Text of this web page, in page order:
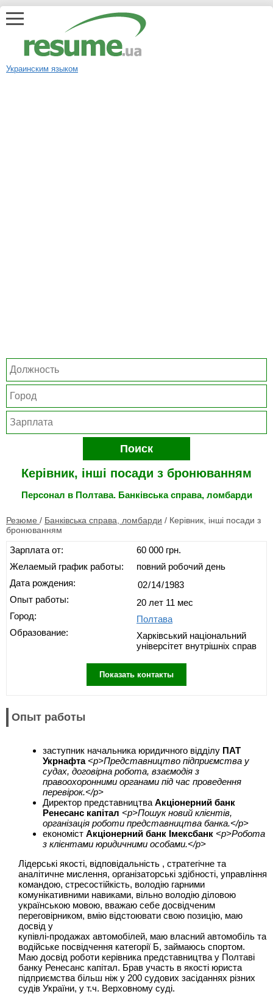
Украинским языком
Поиск
Керівник, інші посади з бронюванням
Персонал в Полтава. Банківська справа, ломбарди
Резюме / Банківська справа, ломбарди / Керівник, інші посади з
бронюванням
Зарплата от:
Желаемый график работы:
Дата рождения:
Опыт работы:
Город:
Образование:
60 000 грн.
повний робочий день
20 лет 11 мес
Полтава
Харківський національний
універсітет внутрішніх справ
Показать контакты
Опыт работы
заступник начальника юридичного відділу ПАТ
Укрнафта <p>Представництво підприємства у
судах, договірна робота, взаємодія з
правоохоронними органами під час проведення
перевірок.</p>
Директор представництва Акціонерний банк
Ренесанс капітал <p>Пошук новий клієнтів,
організація роботи представництва банка.</p>
економіст Акціонерний банк Імексбанк <p>Робота
з клієнтами юридичними особами.</p>
Лідерські якості, відповідальність , стратегічне та
аналітичне мислення, організаторські здібності, управління
командою, стресостійкість, володію гарними
комунікативними навиками, вільно володію діловою
українською мовою, вважаю себе досвідченим
переговірником, вмію відстоювати свою позицію, маю
досвід у
купівлі-продажах автомобілей, маю власний автомобіль та
водійське посвідчення категорії Б, займаюсь спортом.
Маю досвід роботи керівника представництва у Полтаві
банку Ренесанс капітал. Брав участь в якості юриста
підприємства більш ніж у 200 судових засіданнях різних
судів України, у т.ч. Верховному суді.